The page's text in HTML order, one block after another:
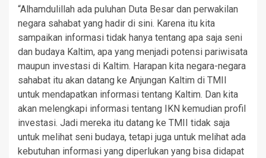
“Alhamdulillah ada puluhan Duta Besar dan perwakilan
negara sahabat yang hadir di sini. Karena itu kita
sampaikan informasi tidak hanya tentang apa saja seni
dan budaya Kaltim, apa yang menjadi potensi pariwisata
maupun investasi di Kaltim. Harapan kita negara-negara
sahabat itu akan datang ke Anjungan Kaltim di TMII
untuk mendapatkan informasi tentang Kaltim. Dan kita
akan melengkapi informasi tentang IKN kemudian profil
investasi. Jadi mereka itu datang ke TMII tidak saja
untuk melihat seni budaya, tetapi juga untuk melihat ada
kebutuhan informasi yang diperlukan yang bisa didapat